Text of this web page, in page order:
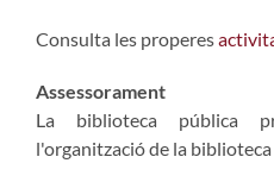
Consulta les properes
Assessorament
La biblioteca pública
l'organització de la biblioteca